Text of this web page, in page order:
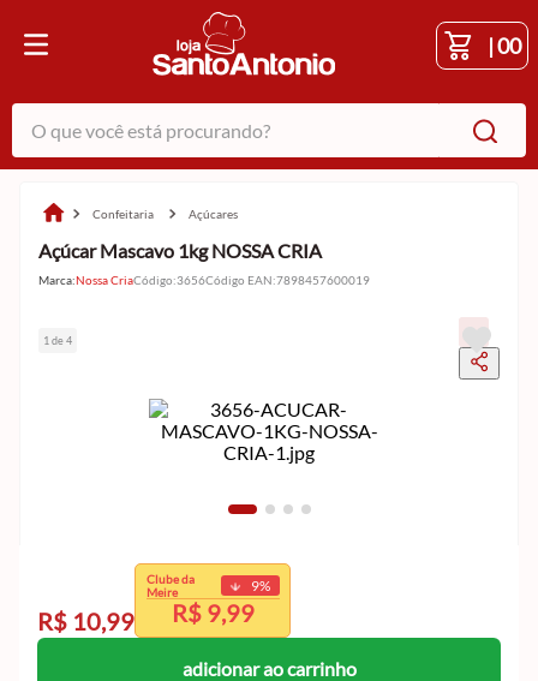
|00
O que você está procurando?
confeitaria açúcares
Açúcar Mascavo 1kg NOSSA CRIA
Marca:Nossa CriaCódigo:3656Código EAN:7898457600019
1 de 4
R$ 10,99
Clube da
Meire
9%
R$ 9,99
exclusivo
Clube da Meire.
Cadastre-se e aproveite
adicionar ao carrinho